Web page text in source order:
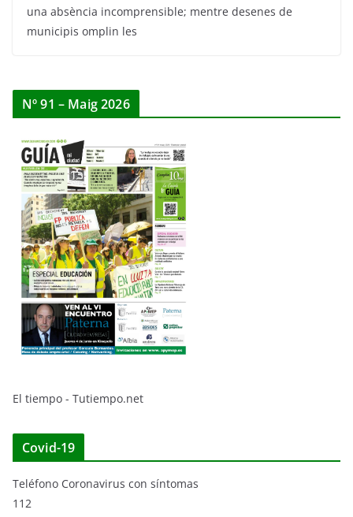
una absència incomprensible; mentre desenes de
municipis omplin les
Nº 91 – Maig 2026
El tiempo - Tutiempo.net
Covid-19
Teléfono Coronavirus con síntomas
112